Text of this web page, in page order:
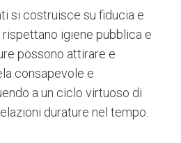
si costruisce su fiducia e
igiene pubblica e
possono attirare e
consapevole e
a un ciclo virtuoso di
durature nel tempo.